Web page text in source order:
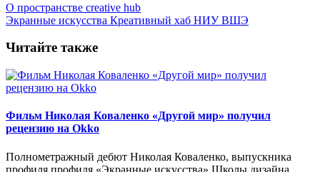
О пространстве creative hub
Экранные искусства Креативный хаб НИУ ВШЭ
Читайте также
Фильм Николая Коваленко «Другой мир» получил
рецензию на Okko
Полнометражный дебют Николая Коваленко, выпускника
профиля профиля «Экранные искусства» Школы дизайна